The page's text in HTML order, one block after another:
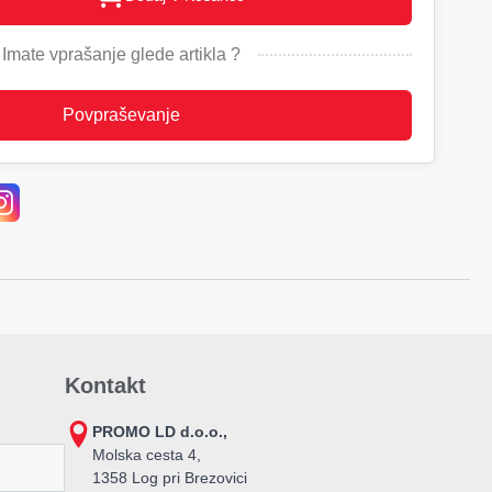
Imate vprašanje glede artikla ?
Povpraševanje
Kontakt
PROMO LD d.o.o.,
Molska cesta 4,
1358 Log pri Brezovici